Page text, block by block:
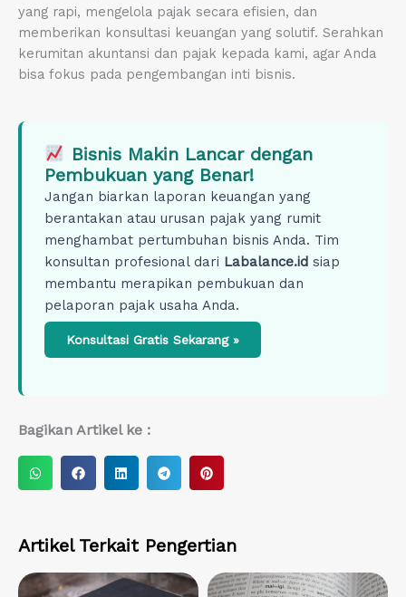
yang rapi, mengelola pajak secara efisien, dan
memberikan konsultasi keuangan yang solutif. Serahkan
kerumitan akuntansi dan pajak kepada kami, agar Anda
bisa fokus pada pengembangan inti bisnis.
Bisnis Makin Lancar dengan
Pembukuan yang Benar!
Jangan biarkan laporan keuangan yang
berantakan atau urusan pajak yang rumit
menghambat pertumbuhan bisnis Anda. Tim
konsultan profesional dari Labalance.id siap
membantu merapikan pembukuan dan
pelaporan pajak usaha Anda.
Konsultasi Gratis Sekarang »
Bagikan Artikel ke :
e
n
S
n
e
S
e
n
S
e
n
Artikel Terkait Pengertian